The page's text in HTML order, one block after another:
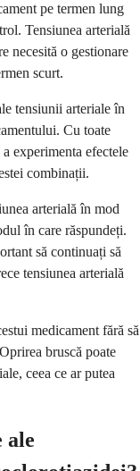
pe termen lung
Tensiunea arterială
necesită o gestionare
scurt.
tensiunii arteriale în
Cu toate
experimenta efectele
combinații.
arterială în mod
în care răspundeți.
să continuați să
tensiunea arterială
medicament fără să
bruscă poate
ceea ce ar putea
ale